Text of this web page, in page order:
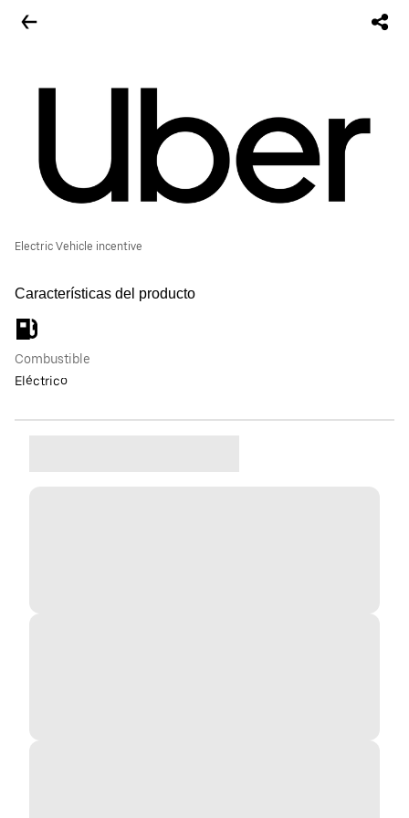
Electric Vehicle incentive
Características del producto
Combustible
Eléctrico